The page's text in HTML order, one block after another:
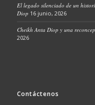
El legado silenciado de un
Diop 16 junio, 2026
Cheikh Anta Diop y una
2026
Contáctenos